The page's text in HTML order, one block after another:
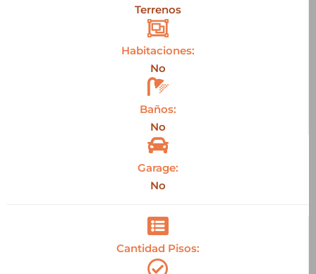
Terrenos
Habitaciones:
No
Baños:
No
Garage:
No
Cantidad Pisos: